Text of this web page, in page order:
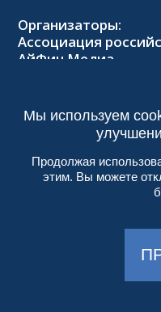
Организаторы:
Ассоциация
АйФин Медиа
Тел.: +7 (495) 229-
©
Мы используем
Продолжая
этим. Вы можете